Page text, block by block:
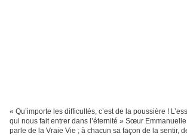
« Qu’importe les difficultés, c’est de la poussière !
qui nous fait entrer dans l’éternité » Sœur
parle de la Vraie Vie ; à chacun sa façon de la sentir,